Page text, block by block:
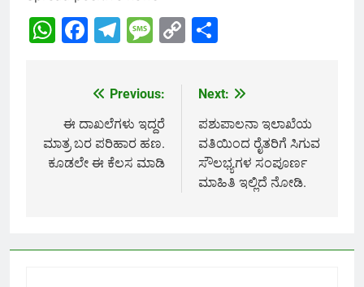
WhatsApp
Facebook
Telegram
Message
Copy
navigation
Previous:
ಈ ದಾಖಲೆಗಳು ಇದ್ದರೆ
ಮಾತ್ರ ಬರ ಪರಿಹಾರ ಹಣ.
ಕೂಡಲೇ ಈ ಕೆಲಸ ಮಾಡಿ
Next:
ಪಶುಪಾಲನಾ ಇಲಾಖೆಯ
ವತಿಯಿಂದ ರೈತರಿಗೆ ಸಿಗುವ
ಸೌಲಭ್ಯಗಳ ಸಂಪೂರ್ಣ
ಮಾಹಿತಿ ಇಲ್ಲಿದೆ ನೋಡಿ.